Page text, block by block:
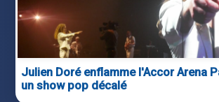
Julien Doré enflamme l'Accor Arena
un show pop décalé